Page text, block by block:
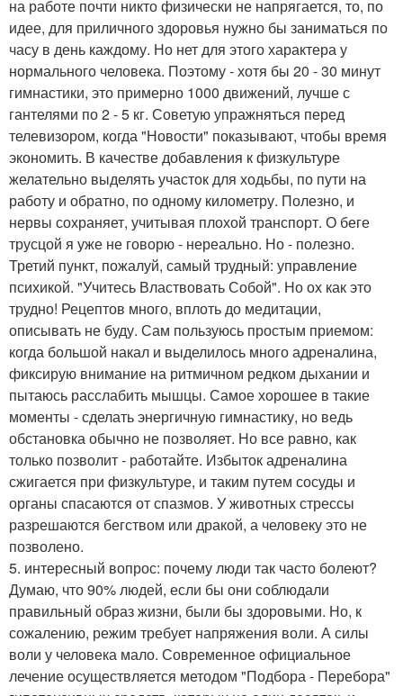
на работе почти никто физически не напрягается, то, по
идее, для приличного здоровья нужно бы заниматься по
часу в день каждому. Но нет для этого характера у
нормального человека. Поэтому - хотя бы 20 - 30 минут
гимнастики, это примерно 1000 движений, лучше с
гантелями по 2 - 5 кг. Советую упражняться перед
телевизором, когда "Новости" показывают, чтобы время
экономить. В качестве добавления к физкультуре
желательно выделять участок для ходьбы, по пути на
работу и обратно, по одному километру. Полезно, и
нервы сохраняет, учитывая плохой транспорт. О беге
трусцой я уже не говорю - нереально. Но - полезно.
Третий пункт, пожалуй, самый трудный: управление
психикой. "Учитесь Властвовать Собой". Но ох как это
трудно! Рецептов много, вплоть до медитации,
описывать не буду. Сам пользуюсь простым приемом:
когда большой накал и выделилось много адреналина,
фиксирую внимание на ритмичном редком дыхании и
пытаюсь расслабить мышцы. Самое хорошее в такие
моменты - сделать энергичную гимнастику, но ведь
обстановка обычно не позволяет. Но все равно, как
только позволит - работайте. Избыток адреналина
сжигается при физкультуре, и таким путем сосуды и
органы спасаются от спазмов. У животных стрессы
разрешаются бегством или дракой, а человеку это не
позволено.
5. интересный вопрос: почему люди так часто болеют?
Думаю, что 90% людей, если бы они соблюдали
правильный образ жизни, были бы здоровыми. Но, к
сожалению, режим требует напряжения воли. А силы
воли у человека мало. Современное официальное
лечение осуществляется методом "Подбора - Перебора"